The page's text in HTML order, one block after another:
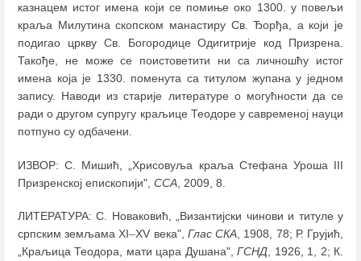
казнацем истог имена који се помиње око 1300. у повељи
краља Милутина скопском манастиру Св. Ђорђа, а који је
подигао цркву Св. Богородице Одигитрије код Призрена.
Такође, не може се поистоветити ни са личношћу истог
имена која је 1330. поменута са титулом жупана у једном
запису. Наводи из старије литературе о могућности да се
ради о другом супругу краљице Теодоре у савременој науци
потпуно су одбачени.
ИЗВОР: С. Мишић, „Хрисовуља краља Стефана Уроша III
Призренској епископији", ССА , 2009, 8.
ЛИТЕРАТУРА: С. Новаковић, „Византијски чинови и титуле у
српским земљама XI–XV века", Глас СКА , 1908, 78; Р. Грујић,
„Краљица Теодора, мати цара Душана",ГСНД , 1926, 1, 2; К.